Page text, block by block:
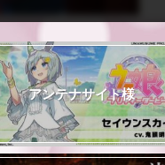
アンテナサイト様